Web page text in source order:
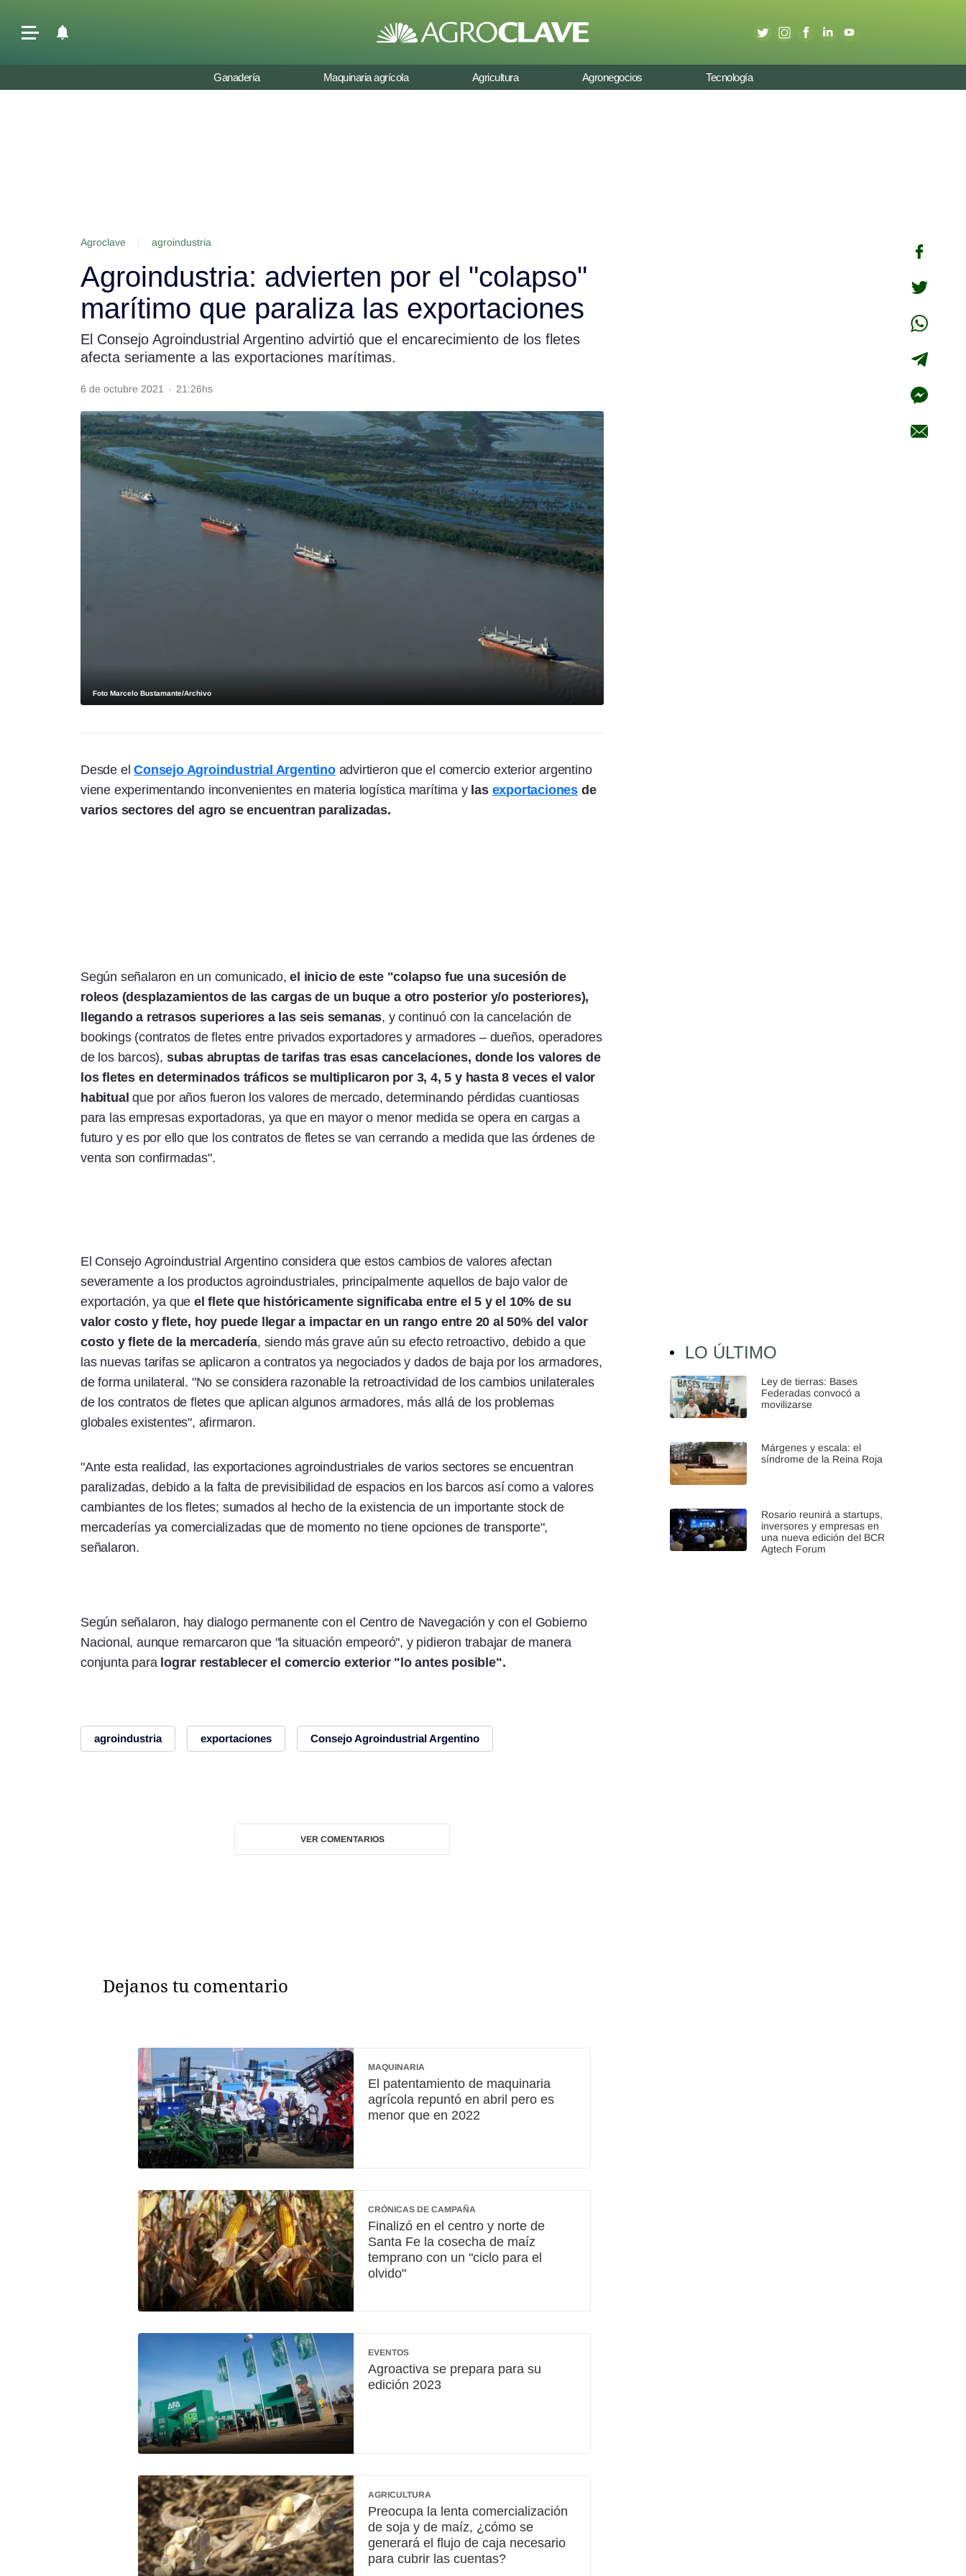
Seguinos
Ganadería Maquinaria agrícola Agricultura Agronegocios Tecnología
Agroclave agroindustria
Agroindustria: advierten por el "colapso"
marítimo que paraliza las exportaciones
El Consejo Agroindustrial Argentino advirtió que el encarecimiento de los fletes
afecta seriamente a las exportaciones marítimas.
6 de octubre 2021 · 21:26hs
Foto Marcelo Bustamante/Archivo
Desde el Consejo Agroindustrial Argentinoadvirtieron que el comercio exterior argentino
viene experimentando inconvenientes en materia logística marítima ylas exportaciones de
varios sectores del agro se encuentran paralizadas.
Según señalaron en un comunicado,el inicio de este "colapso fue una sucesión de
roleos (desplazamientos de las cargas de un buque a otro posterior y/o posteriores),
llegando a retrasos superiores a las seis semanas, y continuó con la cancelación de
bookings (contratos de fletes entre privados exportadores y armadores – dueños, operadores
de los barcos), subas abruptas de tarifas tras esas cancelaciones, donde los valores de
los fletes en determinados tráficos se multiplicaron por 3, 4, 5 y hasta 8 veces el valor
habitualque por años fueron los valores de mercado, determinando pérdidas cuantiosas
para las empresas exportadoras, ya que en mayor o menor medida se opera en cargas a
futuro y es por ello que los contratos de fletes se van cerrando a medida que las órdenes de
venta son confirmadas".
El Consejo Agroindustrial Argentino considera que estos cambios de valores afectan
severamente a los productos agroindustriales, principalmente aquellos de bajo valor de
exportación, ya queel flete que históricamente significaba entre el 5 y el 10% de su
valor costo y flete, hoy puede llegar a impactar en un rango entre 20 al 50% del valor
costo y flete de la mercadería, siendo más grave aún su efecto retroactivo, debido a que
las nuevas tarifas se aplicaron a contratos ya negociados y dados de baja por los armadores,
de forma unilateral. "No se considera razonable la retroactividad de los cambios unilaterales
de los contratos de fletes que aplican algunos armadores, más allá de los problemas
globales existentes", afirmaron.
"Ante esta realidad, las exportaciones agroindustriales de varios sectores se encuentran
paralizadas, debido a la falta de previsibilidad de espacios en los barcos así como a valores
cambiantes de los fletes; sumados al hecho de la existencia de un importante stock de
mercaderías ya comercializadas que de momento no tiene opciones de transporte",
señalaron.
Según señalaron, hay dialogo permanente con el Centro de Navegación y con el Gobierno
Nacional, aunque remarcaron que "la situación empeoró", y pidieron trabajar de manera
conjunta paralograr restablecer el comercio exterior "lo antes posible".
agroindustria exportaciones Consejo Agroindustrial Argentino
VER COMENTARIOS
LO ÚLTIMO
Ley de tierras: Bases
Federadas convocó a
movilizarse
Márgenes y escala: el
síndrome de la Reina Roja
Rosario reunirá a startups,
inversores y empresas en
una nueva edición del BCR
Agtech Forum
Dejanos tu comentario
MAQUINARIA
El patentamiento de maquinaria
agrícola repuntó en abril pero es
menor que en 2022
CRÓNICAS DE CAMPAÑA
Finalizó en el centro y norte de
Santa Fe la cosecha de maíz
temprano con un "ciclo para el
olvido"
EVENTOS
Agroactiva se prepara para su
edición 2023
AGRICULTURA
Preocupa la lenta comercialización
de soja y de maíz, ¿cómo se
generará el flujo de caja necesario
para cubrir las cuentas?